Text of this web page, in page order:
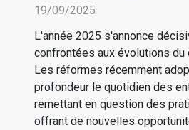
19/09/2025
L'année 2025 s'annonce
confrontées aux évolutions du
Les réformes récemment
profondeur le quotidien des
remettant en question des
offrant de nouvelles